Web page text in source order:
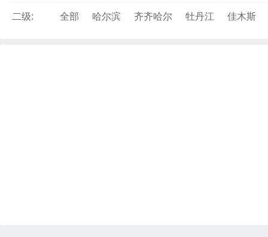
二级: 全部 哈尔滨 齐齐哈尔 牡丹江 佳木斯